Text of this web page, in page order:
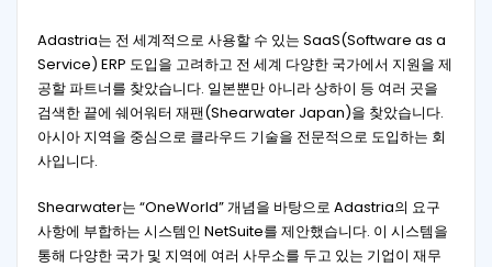
Adastria는 전 세계적으로 사용할 수 있는 SaaS(Software as a
Service) ERP 도입을 고려하고 전 세계 다양한 국가에서 지원을 제
공할 파트너를 찾았습니다. 일본뿐만 아니라 상하이 등 여러 곳을
검색한 끝에 쉐어워터 재팬(Shearwater Japan)을 찾았습니다.
아시아 지역을 중심으로 클라우드 기술을 전문적으로 도입하는 회
사입니다.
Shearwater는 “OneWorld” 개념을 바탕으로 Adastria의 요구
사항에 부합하는 시스템인 NetSuite를 제안했습니다. 이 시스템을
통해 다양한 국가 및 지역에 여러 사무소를 두고 있는 기업이 재무